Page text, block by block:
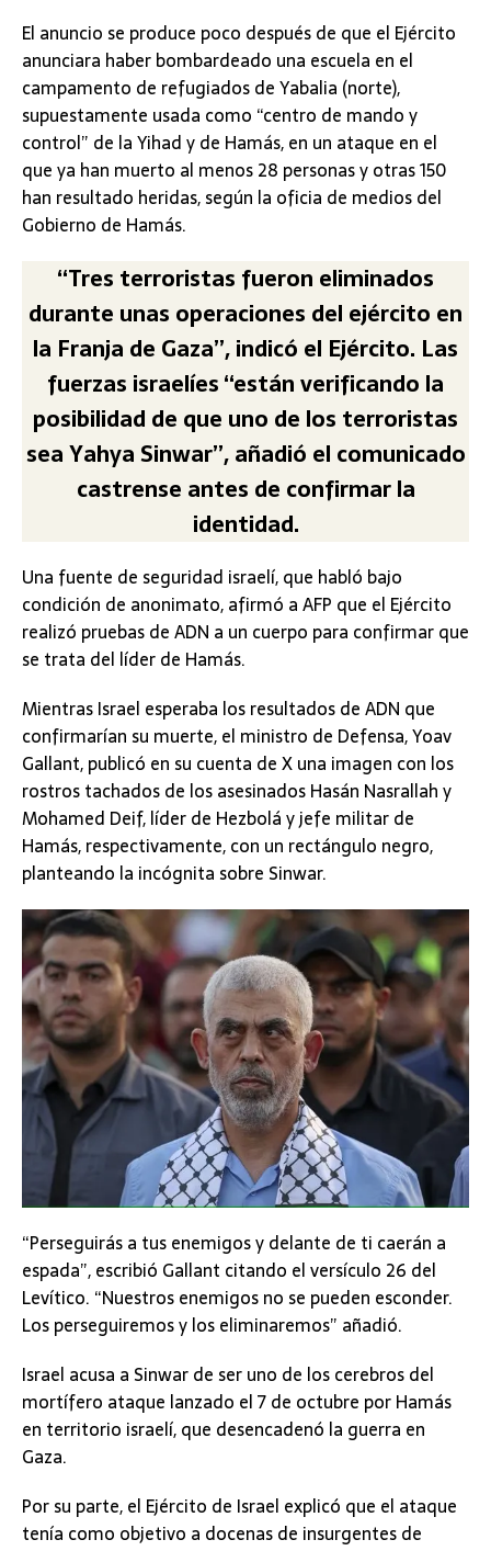
El anuncio se produce poco después de que el Ejército
anunciara haber bombardeado una escuela en el
campamento de refugiados de Yabalia (norte),
supuestamente usada como “centro de mando y
control” de la Yihad y de Hamás, en un ataque en el
que ya han muerto al menos 28 personas y otras 150
han resultado heridas, según la oficia de medios del
Gobierno de Hamás.
“Tres terroristas fueron eliminados
durante unas operaciones del ejército en
la Franja de Gaza”, indicó el Ejército. Las
fuerzas israelíes “están verificando la
posibilidad de que uno de los terroristas
sea Yahya Sinwar”, añadió el comunicado
castrense antes de confirmar la
identidad.
Una fuente de seguridad israelí, que habló bajo
condición de anonimato, afirmó a AFP que el Ejército
realizó pruebas de ADN a un cuerpo para confirmar que
se trata del líder de Hamás.
Mientras Israel esperaba los resultados de ADN que
confirmarían su muerte, el ministro de Defensa, Yoav
Gallant, publicó en su cuenta de X una imagen con los
rostros tachados de los asesinados Hasán Nasrallah y
Mohamed Deif, líder de Hezbolá y jefe militar de
Hamás, respectivamente, con un rectángulo negro,
planteando la incógnita sobre Sinwar.
“Perseguirás a tus enemigos y delante de ti caerán a
espada”, escribió Gallant citando el versículo 26 del
Levítico. “Nuestros enemigos no se pueden esconder.
Los perseguiremos y los eliminaremos” añadió.
Israel acusa a Sinwar de ser uno de los cerebros del
mortífero ataque lanzado el 7 de octubre por Hamás
en territorio israelí, que desencadenó la guerra en
Gaza.
Por su parte, el Ejército de Israel explicó que el ataque
tenía como objetivo a docenas de insurgentes de